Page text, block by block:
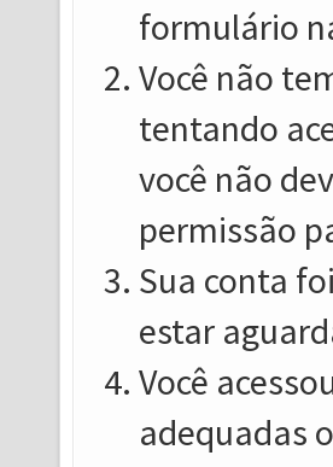
formulário
Você não
tentando
você não
permissão
Sua conta
estar
Você
adequadas